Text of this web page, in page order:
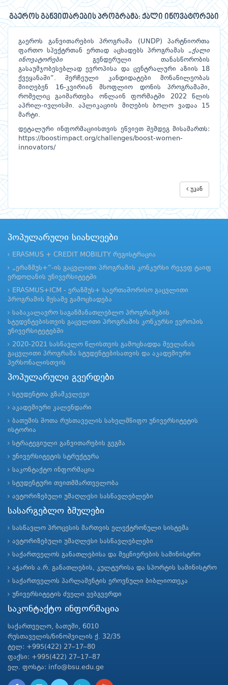
გაეროს განვითარების პროგრამა: ქალი ინოვატორები
გაეროს განვითარების პროგრამა (UNDP) პარტნიორთა
ფართო სპექტრთან ერთად აცხადებს პროგრამას „ქალი
ინოვატორები გენდერული თანასწორობის
გასაუმჯობესებლად ევროპისა და ცენტრალური აზიის 18
ქვეყანაში“. შერჩეული კანდიდატები მონაწილეობას
მიიღებენ 16-კვირიან მსოფლიო დონის პროგრამაში,
რომელიც გაიმართება ონლაინ ფორმატში 2022 წლის
აპრილ-ივლისში. აპლიკაციის მიღების ბოლო ვადაა 15
მარტი.
დეტალური ინფორმაციისთვის ეწვიეთ შემდეგ მისამართს:
https://boostimpact.org/challenges/boost-women-
innovators/
უკან
პოპულარული სიახლეები
ERASMUS + CREDIT MOBILITY რეგისტრაცია
„ერაზმუს+“-ის გაცვლითი პროგრამის კონკურსი რეჯეფ ტაიფ
ერდოღანის უნივერსიტეტში
ERASMUS+ICM - ერაზმუს+ საერთაშორისო გაცვლითი
პროგრამის მესამე გამოცხადება
საბაკალავრო საგანმანათლებლო პროგრამების
სტუდენტებისთვის გაცვლითი პროგრამის კონკურსი ევროპის
უნივერსიტეტებში
2020-2021 სასწავლო წლისთვის გამოცხადდა მევლანას
გაცვლითი პროგრამა სტუდენტებისათვის და აკადემიური
პერსონალისთვის
პოპულარული გვერდები
სტუდენტთა გზამკვლევი
აკადემიური კალენდარი
ბათუმის შოთა რუსთაველის სახელმწიფო უნივერსიტეტის
ისტორია
სტრატეგიული განვითარების გეგმა
უნივერსიტეტის სტრუქტურა
საკონტაქტო ინფორმაცია
სტუდენტური თვითმმართველობა
ავტორიზებული უმაღლესი სასწავლებლები
სასარგებლო ბმულები
სასწავლო პროცესის მართვის ელექტრონული სისტემა
ავტორიზებული უმაღლესი სასწავლებლები
საქართველოს განათლებისა და მეცნიერების სამინისტრო
აჭარის ა.რ. განათლების, კულტურისა და სპორტის სამინისტრო
საქართველოს პარლამენტის ეროვნული ბიბლიოთეკა
უნივერსიტეტის ძველი ვებგვერდი
საკონტაქტო ინფორმაცია
საქართველო, ბათუმი, 6010
რუსთაველის/ნინოშვილის ქ. 32/35
ტელ: +995(422) 27–17–80
ფაქსი: +995(422) 27–17–87
ელ. ფოსტა: info@bsu.edu.ge